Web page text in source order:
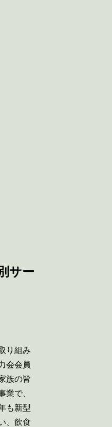
サー
り組み
会会員
族の皆
業で、
も新型
、飲食